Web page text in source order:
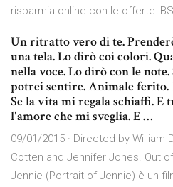
risparmia online con le offerte
Un ritratto vero di te.
una tela. Lo dirò coi colori.
nella voce. Lo dirò con le
potrei sentire. Animale ferito.
Se la vita mi regala schiaffi. E
l'amore che mi sveglia. E …
09/01/2015 · Directed by William
Cotten and Jennifer Jones. Out
Jennie (Portrait of Jennie) è un